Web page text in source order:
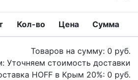
Кол-во Цена Сумма
Товаров на сумму: 0 руб.
Уточняем стоимость доставки
HOFF в Крым 20%: 0 руб.